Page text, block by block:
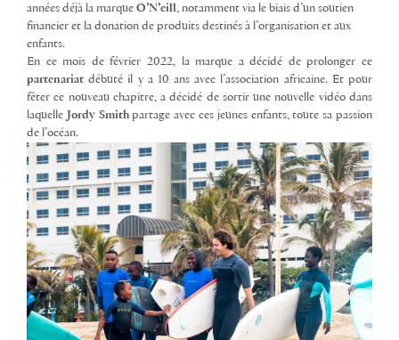
années déjà la marque O’N’eill, notamment via le biais d’un soutien
financier et la donation de produits destinés à l’organisation et aux
enfants.
En ce mois de février 2022, la marque a décidé de prolonger ce
partenariat débuté il y a 10 ans avec l’association africaine. Et pour
fêter ce nouveau chapitre, a décidé de sortir une nouvelle vidéo dans
laquelle
Jordy Smithpartage avec ces jeunes enfants, toute sa passion
de l’océan.